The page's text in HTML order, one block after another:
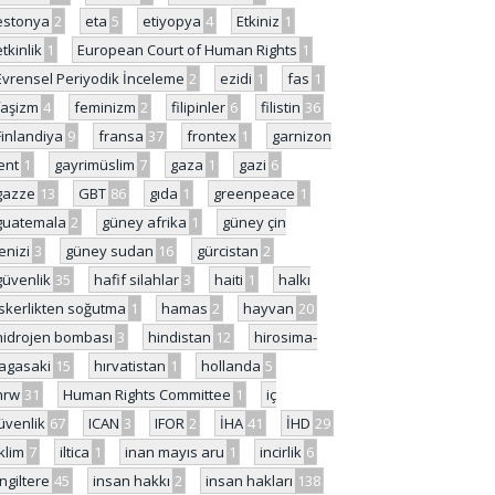
2 eta 5 etiyopya 4 Etkiniz 1
1 European Court of Human Rights 1
Periyodik İnceleme 2 ezidi 1 fas 1
4 feminizm 2 filipinler 6 filistin 36
9 fransa 37 frontex 1
garnizon
1 gayrimüslim 7 gaza 1 gazi 6
13 GBT 86 gıda 1 greenpeace 1
2 güney afrika 1
güney çin
3 güney sudan 16 gürcistan 2
35 hafif silahlar 3 haiti 1
halkı
soğutma 1 hamas 2 hayvan 20
bombası 3 hindistan 12
hirosima-
15 hırvatistan 1 hollanda 5
31 Human Rights Committee 1
iç
67 ICAN 3 IFOR 2 İHA 41 İHD 29
7 iltica 1 inan mayıs aru 1 incirlik 6
45 insan hakkı 2 insan hakları 138